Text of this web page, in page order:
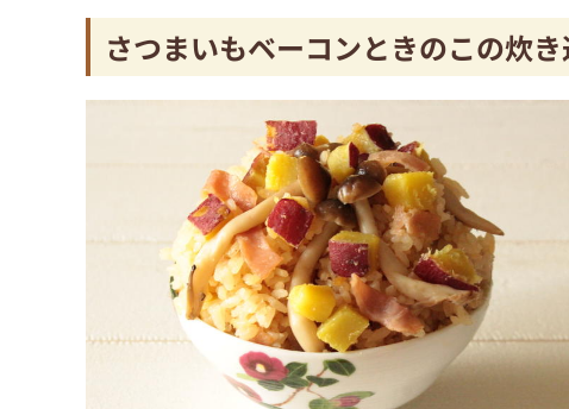
さつまいもベーコンときのこの炊